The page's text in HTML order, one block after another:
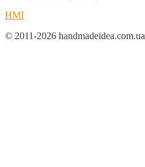
HMI
© 2011-2026 handmadeidea.com.ua